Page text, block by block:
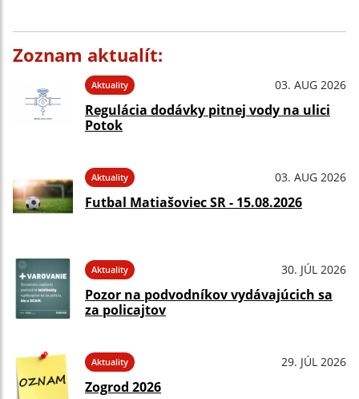
Zoznam aktualít:
Aktuality 03. AUG 2026
Regulácia dodávky pitnej vody na ulici
Potok
Aktuality 03. AUG 2026
Futbal Matiašoviec SR - 15.08.2026
Aktuality 30. JÚL 2026
Pozor na podvodníkov vydávajúcich sa
za policajtov
Aktuality 29. JÚL 2026
Zogrod 2026